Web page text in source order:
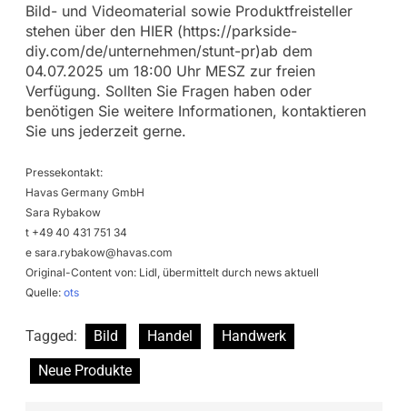
Bild- und Videomaterial sowie Produktfreisteller
stehen über den HIER (https://parkside-
diy.com/de/unternehmen/stunt-pr)ab dem
04.07.2025 um 18:00 Uhr MESZ zur freien
Verfügung. Sollten Sie Fragen haben oder
benötigen Sie weitere Informationen, kontaktieren
Sie uns jederzeit gerne.
Pressekontakt:
Havas Germany GmbH
Sara Rybakow
t +49 40 431 751 34
e sara.rybakow@havas.com
Original-Content von: Lidl, übermittelt durch news aktuell
Quelle: ots
Tagged: Bild Handel
Handwerk
Neue Produkte